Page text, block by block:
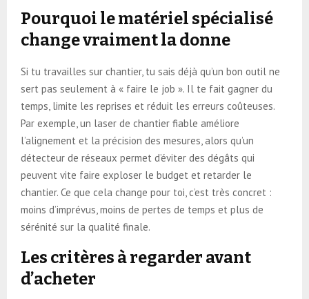
Pourquoi le matériel spécialisé
change vraiment la donne
Si tu travailles sur chantier, tu sais déjà qu’un bon outil ne
sert pas seulement à « faire le job ». Il te fait gagner du
temps, limite les reprises et réduit les erreurs coûteuses.
Par exemple, un laser de chantier fiable améliore
l’alignement et la précision des mesures, alors qu’un
détecteur de réseaux permet d’éviter des dégâts qui
peuvent vite faire exploser le budget et retarder le
chantier. Ce que cela change pour toi, c’est très concret :
moins d’imprévus, moins de pertes de temps et plus de
sérénité sur la qualité finale.
Les critères à regarder avant
d’acheter